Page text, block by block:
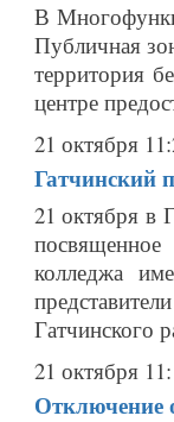
В
Публичная
территория
центре
21 октября
Гатчинский
21 октября в
колледжа
Гатчинского
21 октября
Отключение